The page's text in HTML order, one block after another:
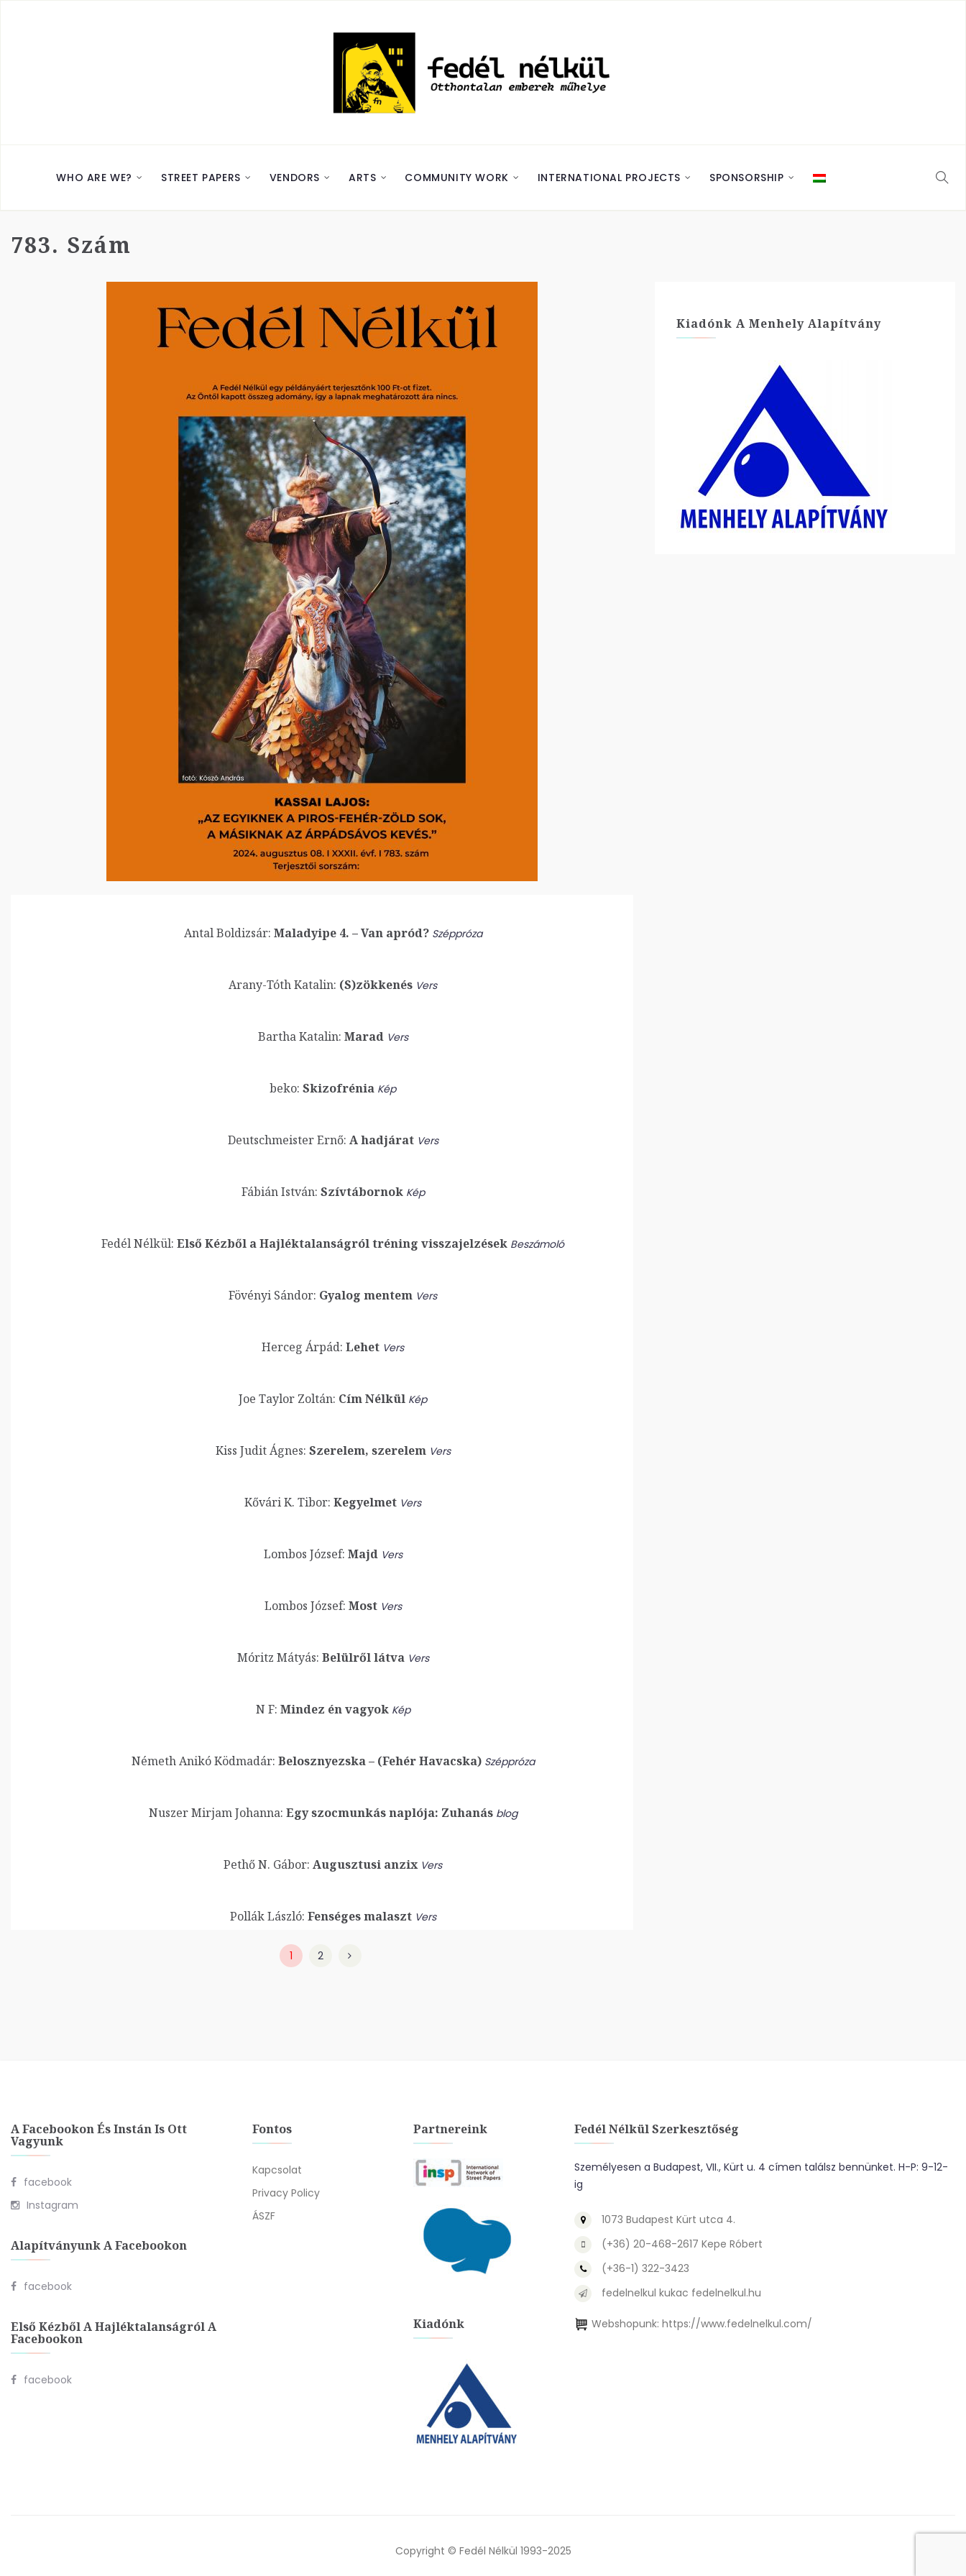
WHO ARE WE? STREET PAPERS VENDORS ARTS COMMUNITY WORK INTERNATIONAL PROJECTS SPONSORSHIP
783. Szám
Antal Boldizsár: Maladyipe 4. – Van apród? Széppróza
Arany-Tóth Katalin: (S)zökkenés Vers
Bartha Katalin: Marad Vers
beko: Skizofrénia Kép
Deutschmeister Ernő: A hadjárat Vers
Fábián István: Szívtábornok Kép
Fedél Nélkül: Első Kézből a Hajléktalanságról tréning visszajelzések Beszámoló
Fövényi Sándor: Gyalog mentem Vers
Herceg Árpád: Lehet Vers
Joe Taylor Zoltán: Cím Nélkül Kép
Kiss Judit Ágnes: Szerelem, szerelem Vers
Kővári K. Tibor: Kegyelmet Vers
Lombos József: Majd Vers
Lombos József: Most Vers
Móritz Mátyás: Belülről látva Vers
N F: Mindez én vagyok Kép
Németh Anikó Ködmadár: Belosznyezska – (Fehér Havacska) Széppróza
Nuszer Mirjam Johanna: Egy szocmunkás naplója: Zuhanás blog
Pethő N. Gábor: Augusztusi anzix Vers
Pollák László: Fenséges malaszt Vers
1 2
Kiadónk A Menhely Alapítvány
A Facebookon És Instán Is Ott
Vagyunk
facebook
Instagram
Alapítványunk A Facebookon
facebook
Első Kézből A Hajléktalanságról A
Facebookon
facebook
Fontos
Kapcsolat
Privacy Policy
ÁSZF
Partnereink
Kiadónk
Fedél Nélkül Szerkesztőség
Személyesen a Budapest, VII., Kürt u. 4 címen találsz bennünket. H-P: 9-12-
ig
1073 Budapest Kürt utca 4.
(+36) 20-468-2617 Kepe Róbert
(+36-1) 322-3423
fedelnelkul kukac fedelnelkul.hu
Webshopunk: https://www.fedelnelkul.com/
Copyright © Fedél Nélkül 1993-2025